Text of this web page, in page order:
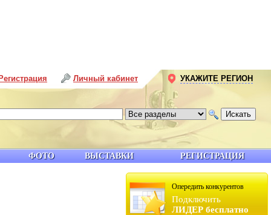
Опередить конкурентов
Подключить
ЛИДЕР бесплатно
ФОТО ВЫСТАВКИ РЕГИСТРАЦИЯ
Личный кабинет УКАЖИТЕ РЕГИОН